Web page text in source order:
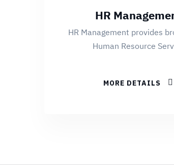
HR
HR Management provides
Human Resource
MORE DETAILS